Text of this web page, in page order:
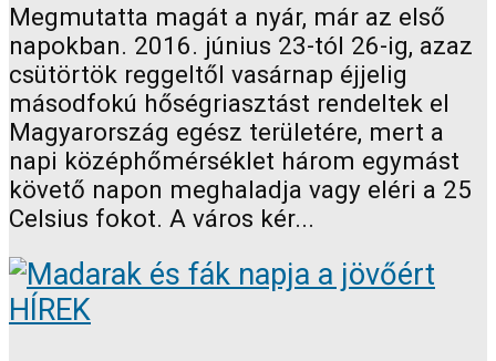
Megmutatta magát a nyár, már az első
napokban. 2016. június 23-tól 26-ig, azaz
csütörtök reggeltől vasárnap éjjelig
másodfokú hőségriasztást rendeltek el
Magyarország egész területére, mert a
napi középhőmérséklet három egymást
követő napon meghaladja vagy eléri a 25
Celsius fokot. A város kér...
HÍREK